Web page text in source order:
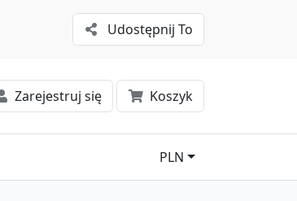
Udostępnij To
Zarejestruj się Koszyk
PLN